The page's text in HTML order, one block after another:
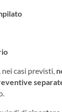
casi previsti,